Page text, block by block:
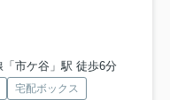
「市ケ谷」駅 徒歩6分
宅配ボックス